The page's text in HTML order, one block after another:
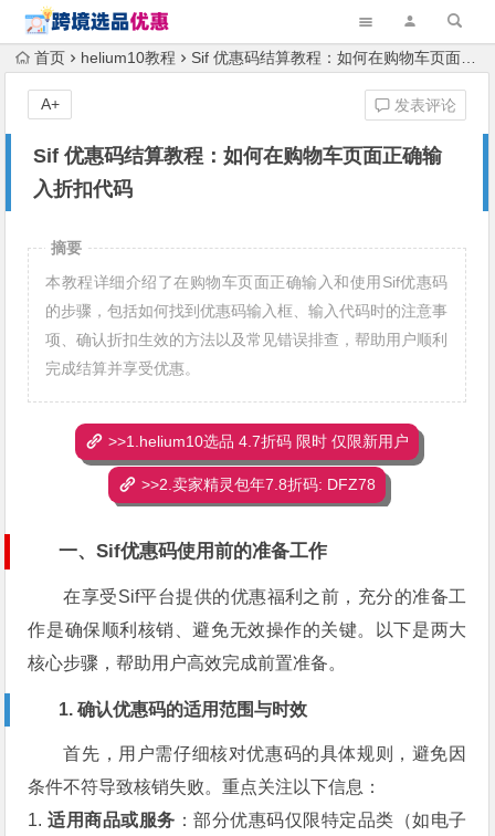
首页 helium10教程 Sif 优惠码结算教程：如何在购物车页面正确输入折扣代码
Sif 优惠码结算教程：如何在购物车页面正确输
入折扣代码
发表评论
A+
摘要
本教程详细介绍了在购物车页面正确输入和使用Sif优惠码
的步骤，包括如何找到优惠码输入框、输入代码时的注意事
项、确认折扣生效的方法以及常见错误排查，帮助用户顺利
完成结算并享受优惠。
>>1.helium10选品 4.7折码 限时 仅限新用户
>>2.卖家精灵包年7.8折码: DFZ78
一、Sif优惠码使用前的准备工作
在享受Sif平台提供的优惠福利之前，充分的准备工
作是确保顺利核销、避免无效操作的关键。以下是两大
核心步骤，帮助用户高效完成前置准备。
1. 确认优惠码的适用范围与时效
首先，用户需仔细核对优惠码的具体规则，避免因
条件不符导致核销失败。重点关注以下信息：
1. 适用商品或服务 ：部分优惠码仅限特定品类（如电子